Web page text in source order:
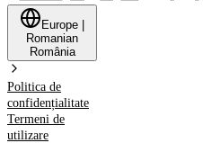
Europe
Romanian
România
Politica de
confidențialitate
Termeni de
utilizare